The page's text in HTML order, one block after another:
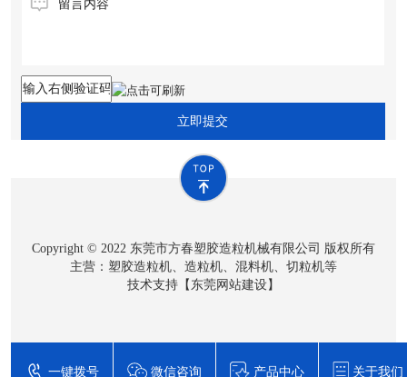
立即提交
Copyright © 2022 东莞市方春塑胶造粒机械有限公司 版权所有
主营：塑胶造粒机、造粒机、混料机、切粒机等
技术支持【东莞网站建设】
一键拨号 微信咨询 产品中心 关于我们